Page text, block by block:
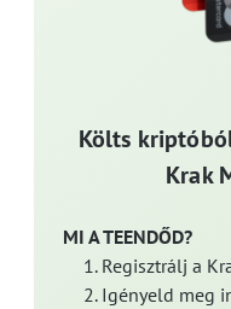
Költs
Krak
MI A TEENDŐD?
Regisztrálj a
Igényeld meg